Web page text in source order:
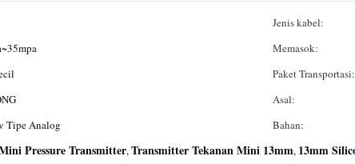
Jenis kabel:
Memasok:
Paket Transportasi:
Asal:
Tipe Analog Bahan:
Pressure Transmitter,Transmitter Tekanan Mini 13mm, 13mm